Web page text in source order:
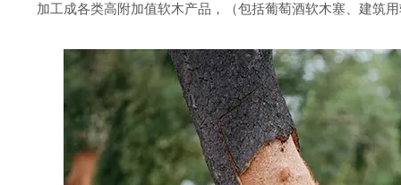
加工成各类高附加值软木产品 ， （包括葡萄酒软木塞、建筑